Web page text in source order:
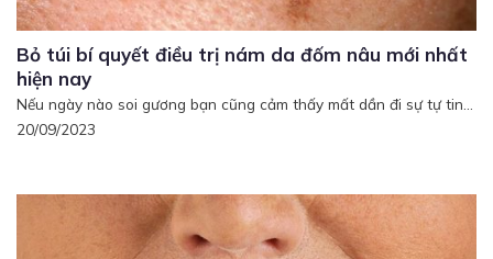
Bỏ túi bí quyết điều trị nám da đốm nâu mới nhất
hiện nay
Nếu ngày nào soi gương bạn cũng cảm thấy mất dần đi sự tự tin...
20/09/2023